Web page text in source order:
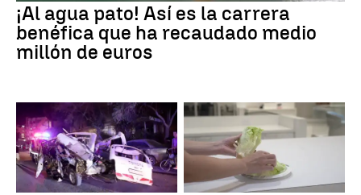
¡Al agua pato! Así es la carrera
benéfica que ha recaudado medio
millón de euros